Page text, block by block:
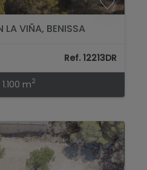
LA VIÑA, BENISSA
Ref. 12213DR
1.100 m2